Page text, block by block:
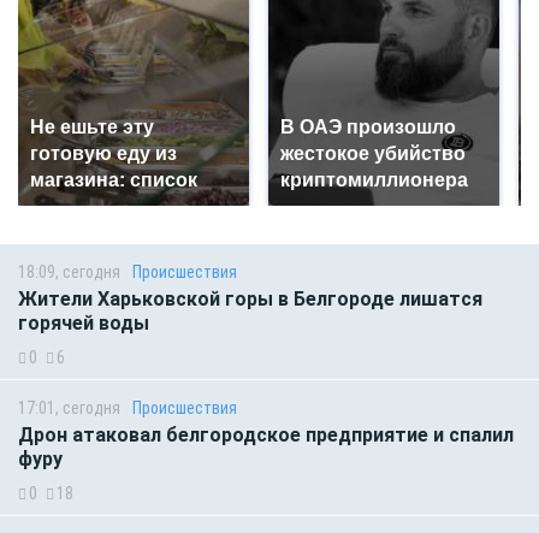
Не ешьте эту
готовую еду из
магазина: список
В ОАЭ произошло
жестокое убийство
криптомиллионера
18:09, сегодня Происшествия
Жители Харьковской горы в Белгороде лишатся
горячей воды
0 6
17:01, сегодня Происшествия
Дрон атаковал белгородское предприятие и спалил
фуру
0 18